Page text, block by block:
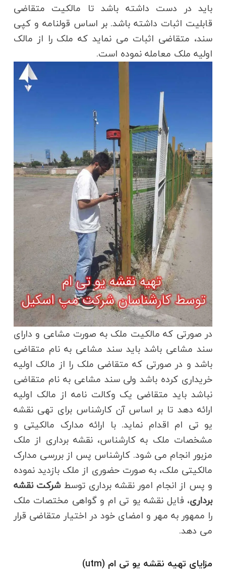
باید در دست داشته باشد تا مالکیت متقاضی
قابلیت اثبات داشته باشد. بر اساس قولنامه و کپی
سند، متقاضی اثبات می نماید که ملک را از مالک
اولیه ملک معامله نموده است.
در صورتی که مالکیت ملک به صورت مشاعی و دارای
سند مشاعی باشد باید سند مشاعی به نام متقاضی
باشد و در صورتی که متقاضی ملک را از مالک اولیه
خریداری کرده باشد ولی سند مشاعی به نام متقاضی
نباشد باید متقاضی یک وکالت نامه از مالک اولیه
ارائه دهد تا بر اساس آن کارشناس برای تهی نقشه
یو تی ام اقدام نماید. با ارائه مدارک مالکیتی و
مشخصات ملک به کارشناس، نقشه برداری از ملک
مزبور انجام می شود. کارشناس پس از بررسی مدارک
مالکیتی ملک، به صورت حضوری از ملک بازدید نموده
و پس از انجام امور نقشه برداری توسطشرکت نقشه
برداری، فایل نقشه یو تی ام و گواهی مختصات ملک
را ممهور به مهر و امضای خود در اختیار متقاضی قرار
می دهد.
مزایای تهیه نقشه یو تی ام (utm)